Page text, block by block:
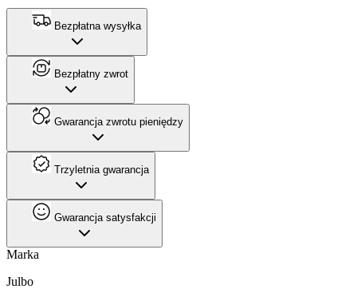
Bezpłatna wysyłka
Bezpłatny zwrot
Gwarancja zwrotu pieniędzy
Trzyletnia gwarancja
Gwarancja satysfakcji
Marka
Julbo